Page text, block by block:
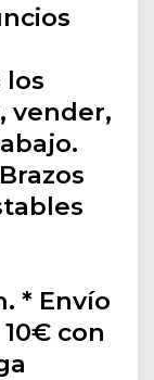
los
vender,
* Envío
con